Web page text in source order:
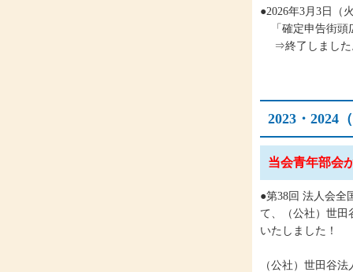
●2026年3月3日（
「確定申告街頭
⇒終了しました
2023・2024
当会青年部会
●第38回 法人会全
て、（公社）世田
いたしました！
（公社）世田谷